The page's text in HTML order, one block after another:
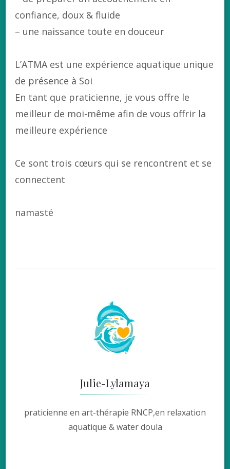
confiance, doux & fluide
– une naissance toute en douceur
L’ATMA est une expérience aquatique unique
de présence à Soi
En tant que praticienne, je vous offre le
meilleur de moi-même afin de vous offrir la
meilleure expérience
Ce sont trois cœurs qui se rencontrent et se
connectent
namasté
Julie-Lylamaya
praticienne en art-thérapie RNCP,en relaxation
aquatique & water doula